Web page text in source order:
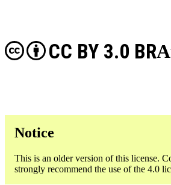
CC BY 3.0 BR
Notice
This is an older version of this license.
strongly recommend the use of the 4.0